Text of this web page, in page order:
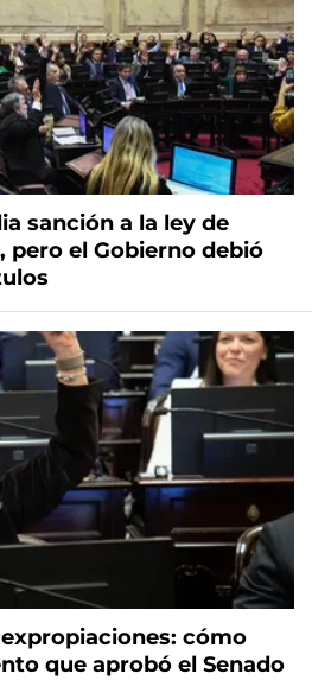
sanción a la ley de
pero el Gobierno debió
cómo
que aprobó el Senado